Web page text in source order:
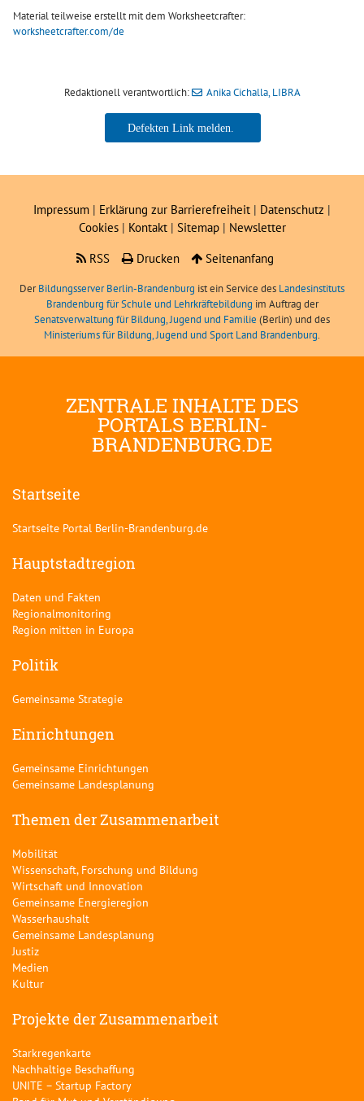
Material teilweise erstellt mit dem Worksheetcrafter:
worksheetcrafter.com/de
Redaktionell verantwortlich: Anika Cichalla, LIBRA
Anika Cichalla, LIBRA
Impressum | Erklärung zur Barrierefreiheit | Datenschutz |
Cookies| Kontakt | Sitemap| Newsletter
RSS
Drucken Seitenanfang
DerBildungsserver Berlin-Brandenburg ist ein Service des Landesinstituts
Brandenburg für Schule und Lehrkräftebildung im Auftrag der
Senatsverwaltung für Bildung, Jugend und Familie (Berlin) und des
Ministeriums für Bildung, Jugend und Sport Land Brandenburg.
ZENTRALE INHALTE DES
PORTALS BERLIN-
BRANDENBURG.DE
Startseite
Startseite Portal Berlin-Brandenburg.de
Hauptstadtregion
Daten und Fakten
Regionalmonitoring
Region mitten in Europa
Politik
Gemeinsame Strategie
Einrichtungen
Gemeinsame Einrichtungen
Gemeinsame Landesplanung
Themen der Zusammenarbeit
Mobilität
Wissenschaft, Forschung und Bildung
Wirtschaft und Innovation
Gemeinsame Energieregion
Wasserhaushalt
Gemeinsame Landesplanung
Justiz
Medien
Kultur
Projekte der Zusammenarbeit
Starkregenkarte
Nachhaltige Beschaffung
UNITE – Startup Factory